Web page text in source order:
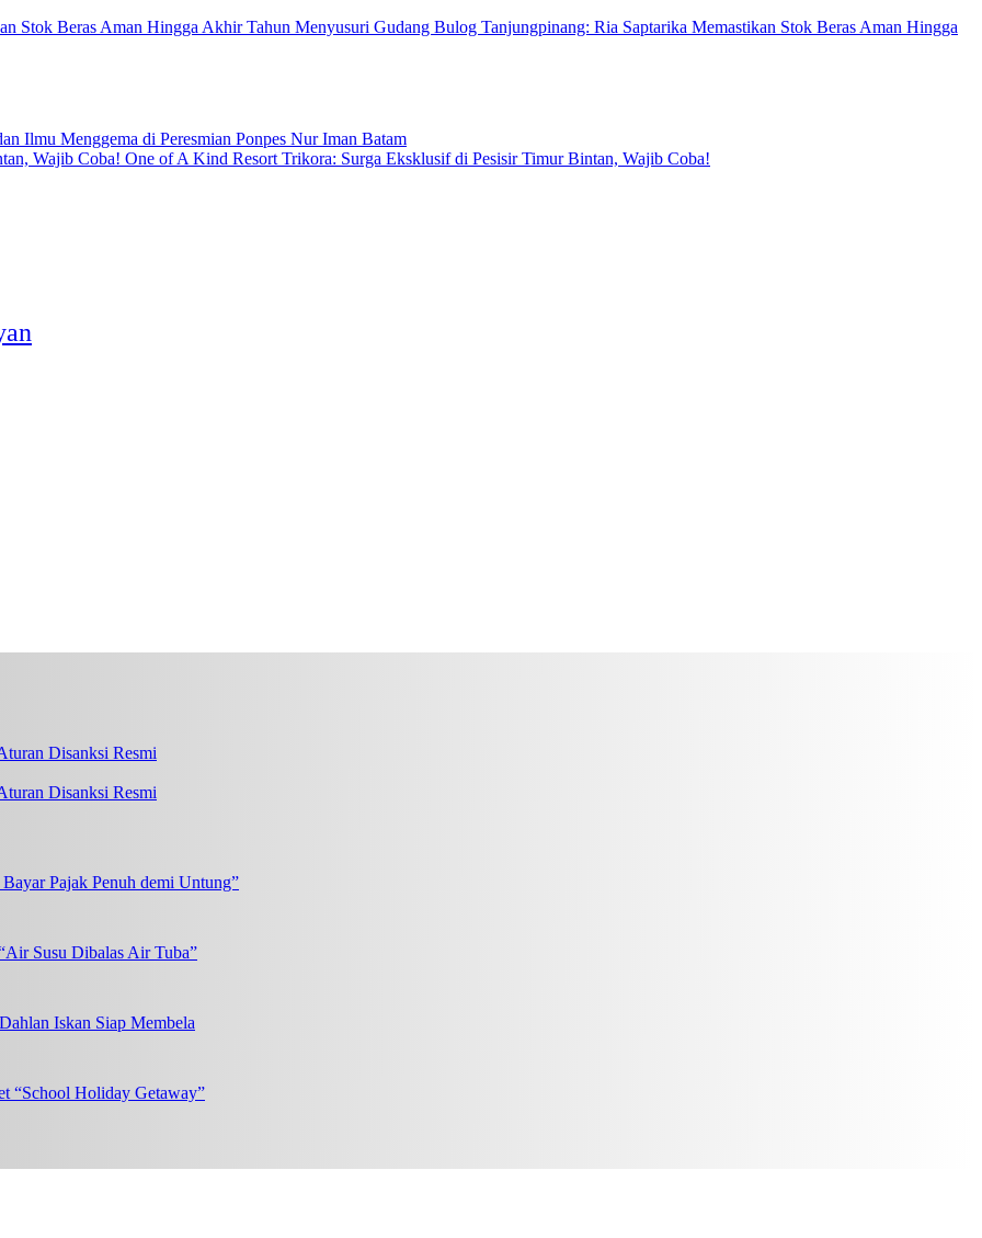
Menyusuri Gudang Bulog Tanjungpinang: Ria Saptarika Memastikan Stok Beras Aman Hingga
Ilmu Menggema di Peresmian Ponpes Nur Iman Batam
One of A Kind Resort Trikora: Surga Eksklusif di Pesisir Timur Bintan, Wajib Coba!
Disanksi Resmi
Pajak Penuh demi Untung”
Susu Dibalas Air Tuba”
Iskan Siap Membela
“School Holiday Getaway”